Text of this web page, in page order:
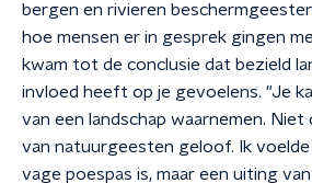
bergen en rivieren
hoe mensen er in gesprek gingen
kwam tot de conclusie dat bezield
invloed heeft op je gevoelens. "Je
van een landschap waarnemen.
van natuurgeesten geloof. Ik
vage poespas is, maar een uiting